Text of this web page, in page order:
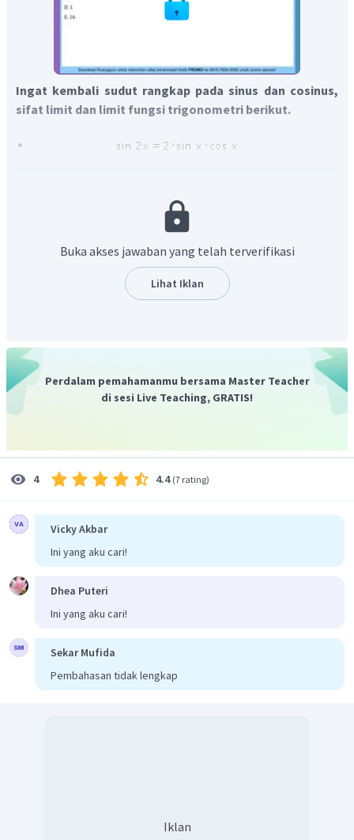
Ingat kembali sudut rangkap pada sinus dan cosinus,
sifat limit dan limit fungsi trigonometri berikut.
Buka akses jawaban yang telah terverifikasi
Lihat Iklan
Perdalam pemahamanmu bersama Master Teacher
di sesi Live Teaching, GRATIS!
4 4.4 (7 rating)
Vicky Akbar
Ini yang aku cari!
Dhea Puteri
Ini yang aku cari!
Sekar Mufida
Pembahasan tidak lengkap
Iklan